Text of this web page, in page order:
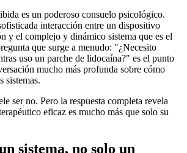
es un poderoso consuelo psicológico.
interacción entre un dispositivo
y el complejo y dinámico sistema que es el
que surge a menudo: "¿Necesito
uso un parche de lidocaína?" es el punto
mucho más profunda sobre cómo
sistemas.
ser no. Pero la respuesta completa revela
eficaz es mucho más que solo su
sistema, no solo un